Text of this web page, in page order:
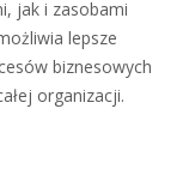
jak i zasobami
lepsze
biznesowych
organizacji.